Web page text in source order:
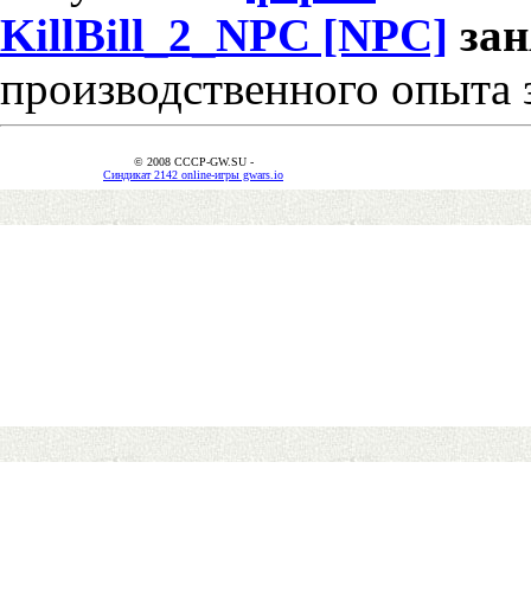
KillBill_2_NPC [NPC]
производственного опыта
© 2008 CCCP-GW.SU -
Синдикат 2142 online-игры gwars.io